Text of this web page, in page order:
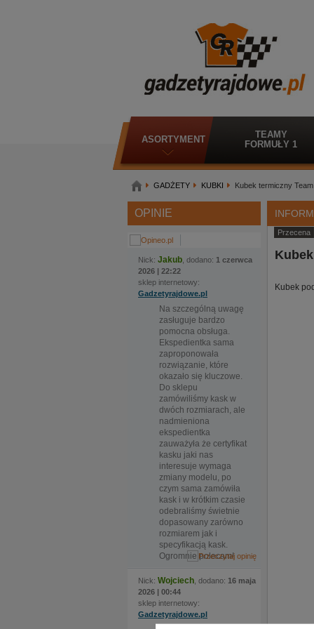
ASORTYMENT
TEAMY
FORMUŁY 1
GADŻETY KUBKI Kubek termiczny
OPINIE
Nick: Jakub , dodano: 1 czerwca
2026 | 22:22
sklep internetowy:
Gadzetyrajdowe.pl
Na szczególną uwagę
zasługuje bardzo
pomocna obsługa.
Ekspedientka sama
zaproponowała
rozwiązanie, które
okazało się kluczowe.
Do sklepu
zamówiliśmy kask w
dwóch rozmiarach, ale
nadmieniona
ekspedientka
zauważyła że certyfikat
kasku jaki nas
interesuje wymaga
zmiany modelu, po
czym sama zamówiła
kask i w krótkim czasie
odebraliśmy świetnie
dopasowany zarówno
rozmiarem jak i
specyfikacją kask.
Ogromnie polecam!
Nick: Wojciech , dodano: 16 maja
2026 | 00:44
sklep internetowy:
Gadzetyrajdowe.pl
Przecena
Kubek